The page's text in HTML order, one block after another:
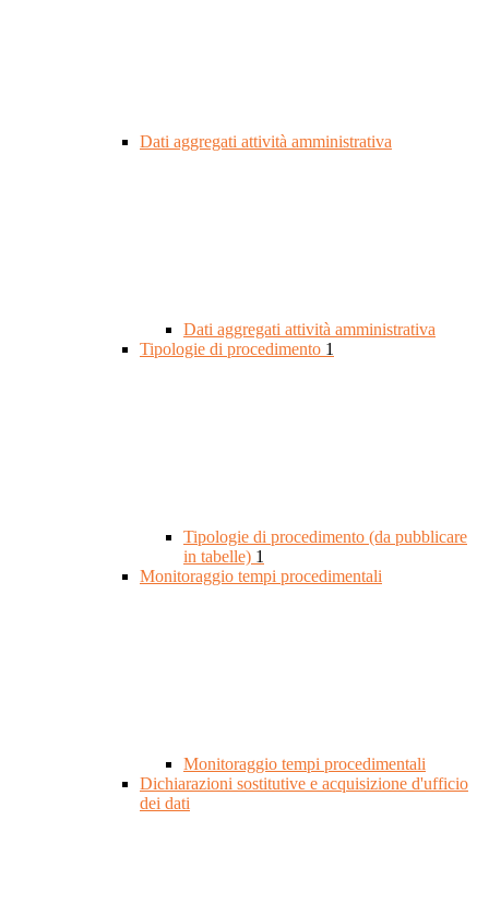
Dati aggregati attività amministrativa
Dati aggregati attività amministrativa
Tipologie di procedimento 1
Tipologie di procedimento (da pubblicare
in tabelle) 1
Monitoraggio tempi procedimentali
Monitoraggio tempi procedimentali
Dichiarazioni sostitutive e acquisizione d'ufficio
dei dati